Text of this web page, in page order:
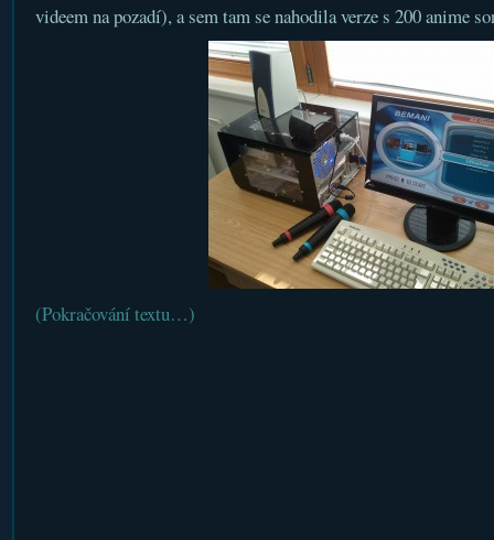
videem na pozadí), a sem tam se nahodila verze s 200 anime
(Pokračování textu…)